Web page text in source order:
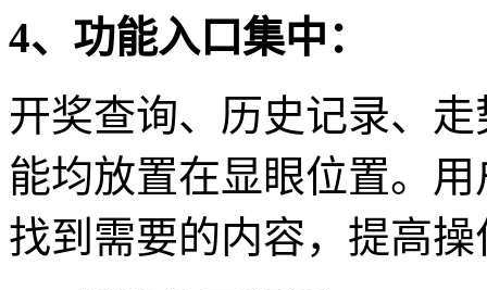
4、功能入口集中：
开奖查询、历史记录、
能均放置在显眼位置。
找到需要的内容，提高